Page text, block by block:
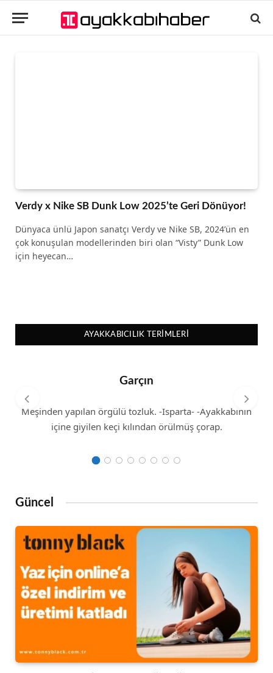
Verdy x Nike SB Dunk Low 2025’te Geri Dönüyor!
Dünyaca ünlü Japon sanatçı Verdy ve Nike SB, 2024’ün en
çok konuşulan modellerinden biri olan “Visty” Dunk Low
için heyecan…
AYAKKABICILIK TERIMLERI
Garçın
Meşinden yapılan örgülü tozluk. -Isparta- -Ayakkabının
içine giyilen keçi kılından örülmüş çorap.
Güncel